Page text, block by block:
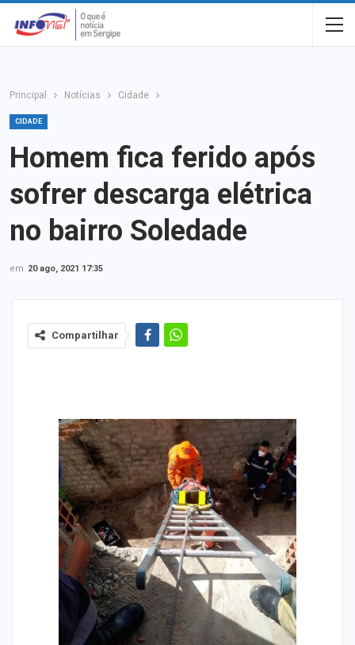
Principal Notícias Cidade
CIDADE
Homem fica ferido após
sofrer descarga elétrica
no bairro Soledade
em 20 ago, 2021 17:35
Compartilhar